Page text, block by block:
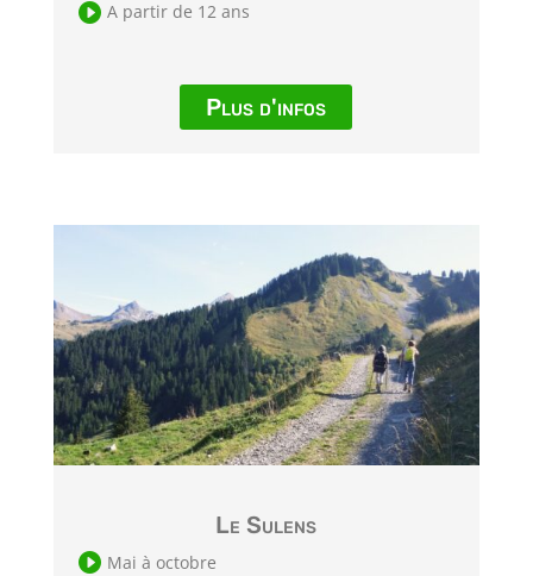
 A partir de 12 ans
Plus d'infos
Le Sulens
 Mai à octobre